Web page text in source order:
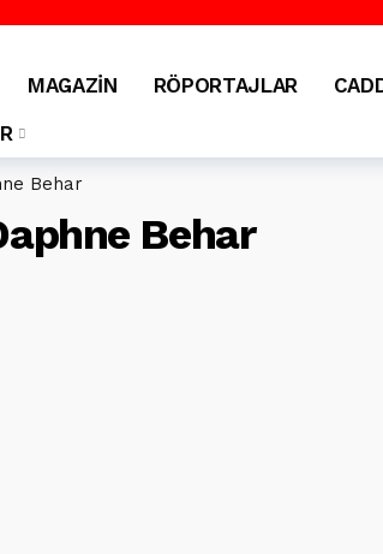
MAGAZİN RÖPORTAJLAR
Behar
Behar